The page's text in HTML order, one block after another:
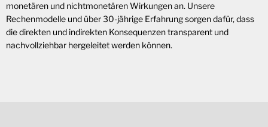
monetären und nichtmonetären Wirkungen an. Unsere
Rechenmodelle und über 30-jährige Erfahrung sorgen dafür, dass
die direkten und indirekten Konsequenzen transparent und
nachvollziehbar hergeleitet werden können.